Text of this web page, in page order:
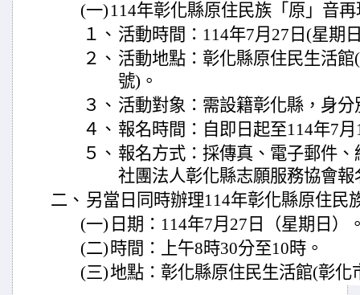
(一) 114年彰化縣原住民族「原」音
１、 活動時間：114年7月27日(星期
２、 活動地點：彰化縣原住民生活
號)。
３、 活動對象：需設籍彰化縣，身
４、 報名時間：自即日起至114年7
５、 報名方式：採傳真、電子郵件
社團法人彰化縣志願服務協會
二、 另當日同時辦理114年彰化縣原住民
(一) 日期：114年7月27日（星期日）
(二) 時間：上午8時30分至10時。
(三)地點：彰化縣原住民生活館(彰化